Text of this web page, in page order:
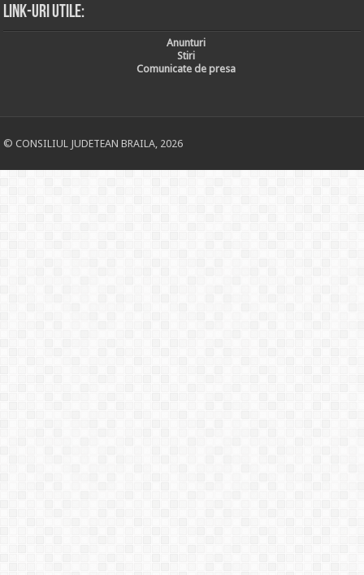
Link-uri utile:
Anunturi
Stiri
Comunicate de presa
© CONSILIUL JUDETEAN BRAILA, 2026